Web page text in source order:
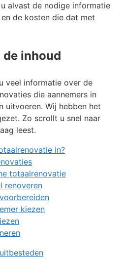
alvast de nodige informatie
de kosten die dat met
inhoud
veel informatie over de
die aannemers in
uitvoeren. Wij hebben het
Zo scrollt u snel naar
leest.
in?
totaalrenovatie
renoveren
kiezen